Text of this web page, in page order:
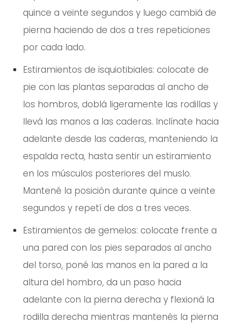
quince a veinte segundos y luego cambiá de
pierna haciendo de dos a tres repeticiones
por cada lado.
Estiramientos de isquiotibiales: colocate de
pie con las plantas separadas al ancho de
los hombros, doblá ligeramente las rodillas y
llevá las manos a las caderas. Inclínate hacia
adelante desde las caderas, manteniendo la
espalda recta, hasta sentir un estiramiento
en los músculos posteriores del muslo.
Mantené la posición durante quince a veinte
segundos y repetí de dos a tres veces.
Estiramientos de gemelos: colocate frente a
una pared con los pies separados al ancho
del torso, poné las manos en la pared a la
altura del hombro, da un paso hacia
adelante con la pierna derecha y flexioná la
rodilla derecha mientras mantenés la pierna